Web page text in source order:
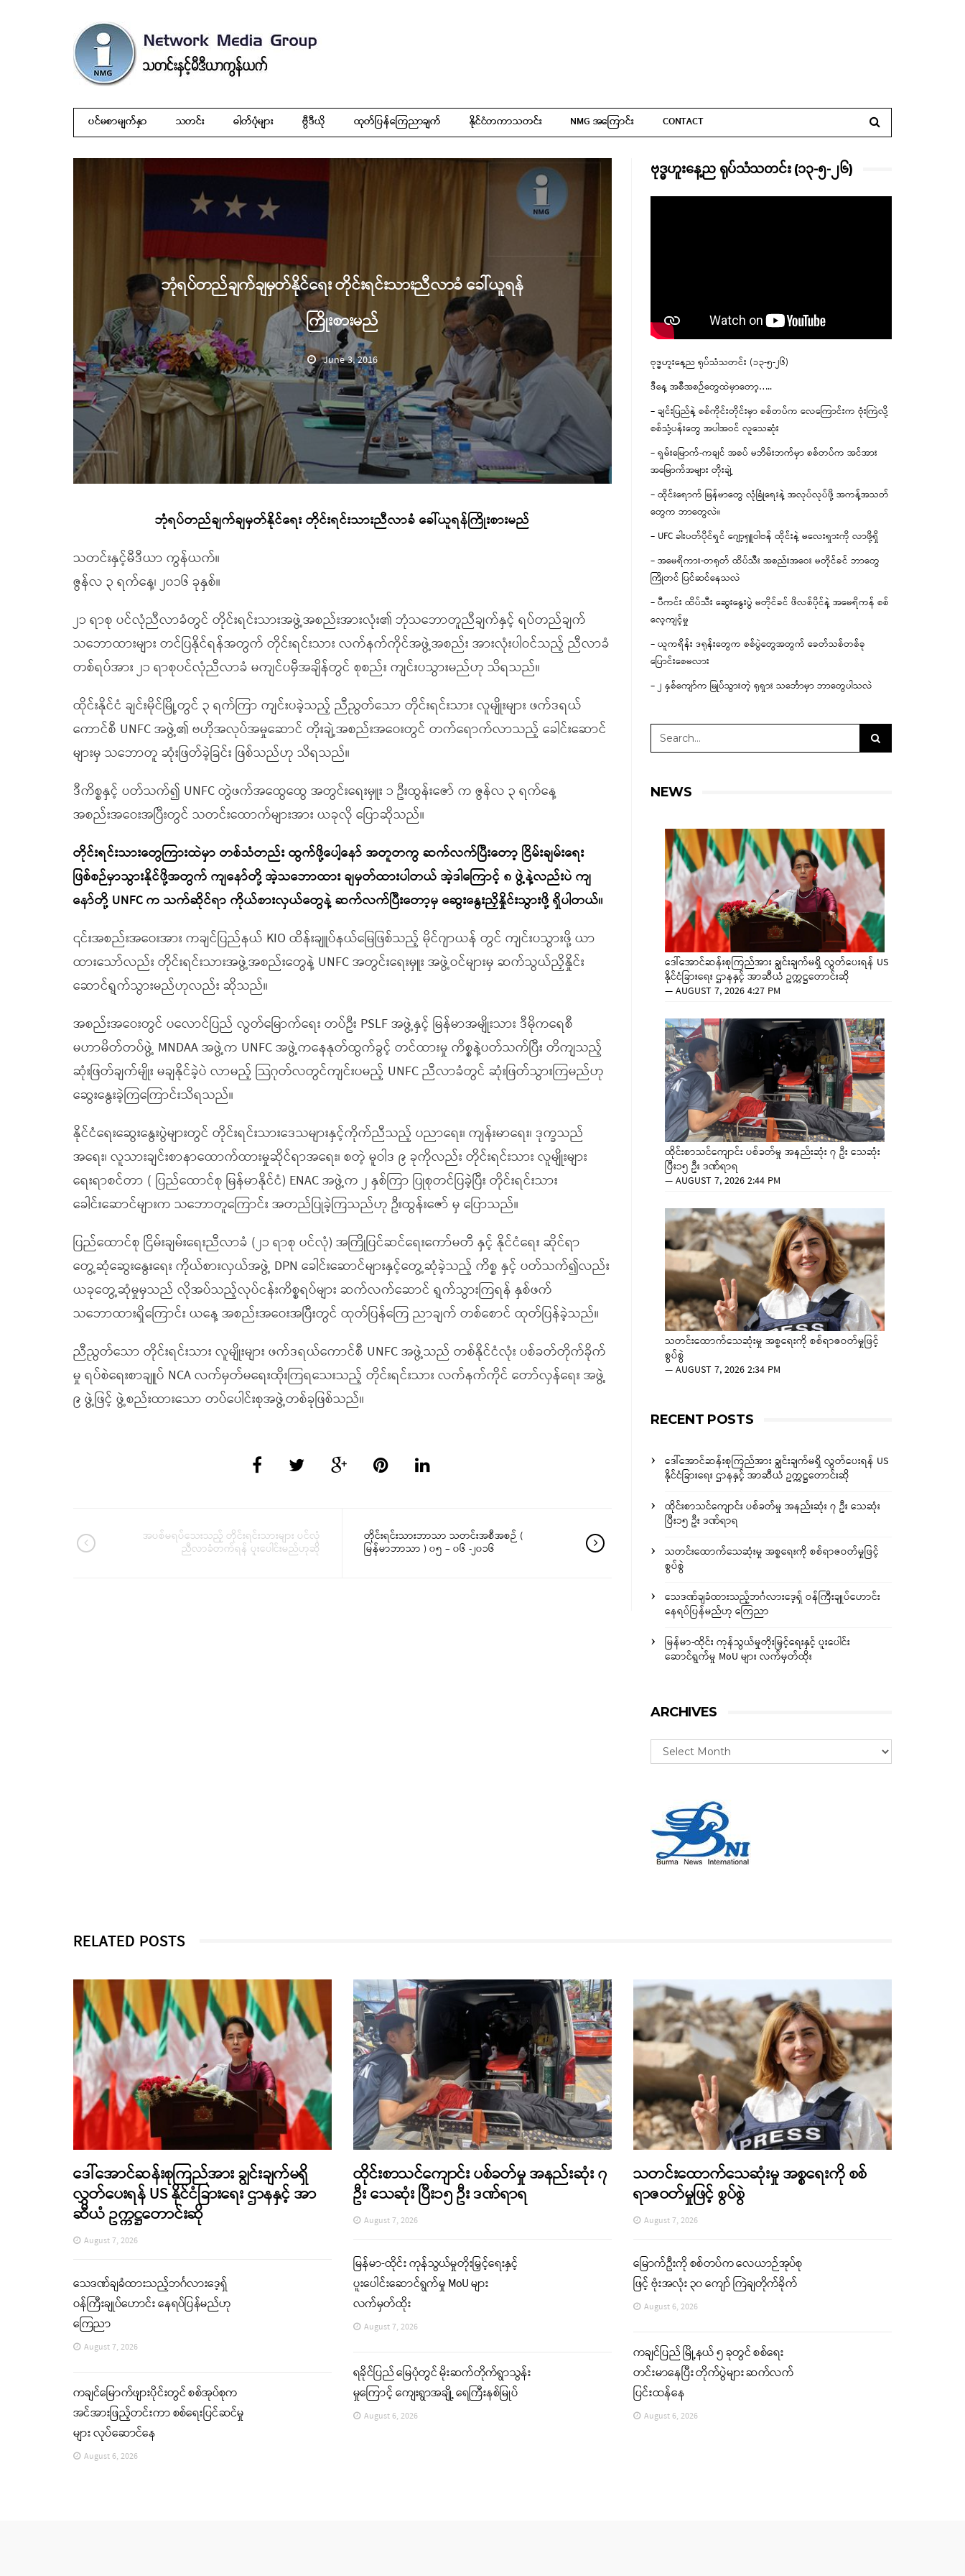
ပင်မစာမျက်နှာ သတင်း ဓါတ်ပုံများ ဗွီဒီယို ထုတ်ပြန်ကြေညာချက် နိုင်ငံတကာသတင်း NMG အကြောင်း CONTACT
ဘုံရပ်တည်ချက်ချမှတ်နိုင်ရေး တိုင်းရင်းသားညီလာခံ ခေါ်ယူရန်
ကြိုးစားမည်
June 3, 2016
ဘုံရပ်တည်ချက်ချမှတ်နိုင်ရေး တိုင်းရင်းသားညီလာခံ ခေါ်ယူရန်ကြိုးစားမည်
သတင်းနှင့်မီဒီယာ ကွန်ယက်။
ဇွန်လ ၃ ရက်နေ့၊ ၂၀၁၆ ခုနှစ်။
၂၁ ရာစု ပင်လုံညီလာခံတွင် တိုင်းရင်းသားအဖွဲ့အစည်းအားလုံး၏ ဘုံသဘောတူညီချက်နှင့် ရပ်တည်ချက်
သဘောထားများ တင်ပြနိုင်ရန်အတွက် တိုင်းရင်းသား လက်နက်ကိုင်အဖွဲ့အစည်း အားလုံးပါဝင်သည့် ညီလာခံ
တစ်ရပ်အား ၂၁ ရာစုပင်လုံညီလာခံ မကျင်ပမှီအချိန်တွင် စုစည်း ကျင်းပသွားမည်ဟု သိရသည်။
ထိုင်းနိုင်ငံ ချင်းမိုင်မြို့တွင် ၃ ရက်ကြာ ကျင်းပခဲ့သည့် ညီညွတ်သော တိုင်းရင်းသား လူမျိုးများ ဖက်ဒရယ်
ကောင်စီ UNFC အဖွဲ့၏ ဗဟိုအလုပ်အမှုဆောင် တိုးချဲ့အစည်းအဝေးတွင် တက်ရောက်လာသည့် ခေါင်းဆောင်
များမှ သဘောတူ ဆုံးဖြတ်ခဲ့ခြင်း ဖြစ်သည်ဟု သိရသည်။
ဒီကိစ္စနှင့် ပတ်သက်၍ UNFC တွဲဖက်အထွေထွေ အတွင်းရေးမှူး ၁ ဦးထွန်းဇော် က ဇွန်လ ၃ ရက်နေ့
အစည်းအဝေးအပြီးတွင် သတင်းထောက်များအား ယခုလို ပြောဆိုသည်။
တိုင်းရင်းသားတွေကြားထဲမှာ တစ်သံတည်း ထွက်ဖို့ပေါ့နော် အတူတကွ ဆက်လက်ပြီးတော့ ငြိမ်းချမ်းရေး
ဖြစ်စဉ်မှာသွားနိုင်ဖို့အတွက် ကျနော်တို့ အဲ့သဘောထား ချမှတ်ထားပါတယ် အဲ့ဒါကြောင့် ၈ ဖွဲ့နဲ့လည်းပဲ ကျ
နော်တို့ UNFC က သက်ဆိုင်ရာ ကိုယ်စားလှယ်တွေနဲ့ ဆက်လက်ပြီးတော့မှ ဆွေးနွေးညှိနှိုင်းသွားဖို့ ရှိပါတယ်။
၎င်းအစည်းအဝေးအား ကချင်ပြည်နယ် KIO ထိန်းချူပ်နယ်မြေဖြစ်သည့် မိုင်ဂျာယန် တွင် ကျင်းပသွားဖို့ ယာ
ထားသော်လည်း တိုင်းရင်းသားအဖွဲ့အစည်းတွေနဲ့ UNFC အတွင်းရေးမှူး အဖွဲ့ဝင်များမှ ဆက်သွယ်ညှိနှိုင်း
ဆောင်ရွက်သွားမည်ဟုလည်း ဆိုသည်။
အစည်းအဝေးတွင် ပလောင်ပြည် လွတ်မြောက်ရေး တပ်ဦး PSLF အဖွဲ့နှင့် မြန်မာအမျိုးသား ဒီမိုကရေစီ
မဟာမိတ်တပ်ဖွဲ့ MNDAA အဖွဲ့က UNFC အဖွဲ့ကနေနုတ်ထွက်ခွင့် တင်ထားမှု ကိစ္စနဲ့ပတ်သက်ပြီး တိကျသည့်
ဆုံးဖြတ်ချက်မျိုး မချနိုင်ခဲ့ပဲ လာမည့် သြဂုတ်လတွင်ကျင်းပမည့် UNFC ညီလာခံတွင် ဆုံးဖြတ်သွားကြမည်ဟု
ဆွေးနွေးခဲ့ကြကြောင်းသိရသည်။
နိုင်ငံရေးဆွေးနွေးပွဲများတွင် တိုင်းရင်းသားဒေသများနှင့်ကိုက်ညီသည့် ပညာရေး၊ ကျန်းမာရေး၊ ဒုက္ခသည်
အရေး၊ လူသားချင်းစာနာထောက်ထားမှုဆိုင်ရာအရေး၊ စတဲ့ မူဝါဒ ၉ ခုကိုလည်း တိုင်းရင်းသား လူမျိုးများ
ရေးရာစင်တာ ( ပြည်ထောင်စု မြန်မာနိုင်ငံ) ENAC အဖွဲ့က ၂ နှစ်ကြာ ပြုစုတင်ပြခဲ့ပြီး တိုင်းရင်းသား
ခေါင်းဆောင်များက သဘောတူကြောင်း အတည်ပြုခဲ့ကြသည်ဟု ဦးထွန်းဇော် မှ ပြောသည်။
ပြည်ထောင်စု ငြိမ်းချမ်းရေးညီလာခံ (၂၁ ရာစု ပင်လုံ) အကြိုပြင်ဆင်ရေးကော်မတီ နှင့် နိုင်ငံရေး ဆိုင်ရာ
တွေ့ဆုံဆွေးနွေးရေး ကိုယ်စားလှယ်အဖွဲ့ DPN ခေါင်းဆောင်များနှင့်တွေ့ဆုံခဲ့သည့် ကိစ္စ နှင့် ပတ်သက်၍လည်း
ယခုတွေ့ဆုံမှုမှသည် လိုအပ်သည့်လုပ်ငန်းကိစ္စရပ်များ ဆက်လက်ဆောင် ရွက်သွားကြရန် နှစ်ဖက်
သဘောထားရှိကြောင်း ယနေ့ အစည်းအဝေးအပြီးတွင် ထုတ်ပြန်ကြေ ညာချက် တစ်စောင် ထုတ်ပြန်ခဲ့သည်။
ညီညွတ်သော တိုင်းရင်းသား လူမျိုးများ ဖက်ဒရယ်ကောင်စီ UNFC အဖွဲ့သည် တစ်နိုင်ငံလုံး ပစ်ခတ်တိုက်ခိုက်
မှု ရပ်စဲရေးစာချူပ် NCA လက်မှတ်မရေးထိုးကြရသေးသည့် တိုင်းရင်းသား လက်နက်ကိုင် တော်လှန်ရေး အဖွဲ့
၉ ဖွဲ့ဖြင့် ဖွဲ့စည်းထားသော တပ်ပေါင်းစုအဖွဲ့တစ်ခုဖြစ်သည်။
အပစ်မရပ်သေးသည့် တိုင်းရင်းသားများ ပင်လုံ
ညီလာခံတက်ရန် ပူးပေါင်းမည်ဟုဆို
တိုင်းရင်းသားဘာသာ သတင်းအစီအစဉ် (
မြန်မာဘာသာ ) ၀၅ – ၀၆ -၂၀၁၆
ဗုဒ္ဓဟူးနေ့ည ရုပ်သံသတင်း (၁၃-၅-၂၆)
ဗုဒ္ဓဟူးနေ့ည ရုပ်သံသတင်း (၁၃-၅-၂၆)
ဒီနေ့ အစီအစဉ်တွေထဲမှာတော့…..
– ချင်းပြည်နဲ့ စစ်ကိုင်းတိုင်းမှာ စစ်တပ်က လေကြောင်းက ဗုံးကြဲလို့
စစ်သုံ့ပန်းတွေ အပါအဝင် လူသေဆုံး
– ရှမ်းမြောက်-ကချင် အစပ် မဘိမ်းဘက်မှာ စစ်တပ်က အင်အား
အမြောက်အများ တိုးချဲ့
– ထိုင်းရောက် မြန်မာတွေ လုံခြုံရေးနဲ့ အလုပ်လုပ်ဖို့ အကန့်အသတ်
တွေက ဘာတွေလဲ။
– UFC ခါးပတ်ပိုင်ရှင် ဂျော့ရှူဝါဗန် ထိုင်းနဲ့ မလေးရှားကို လာဖို့ရှိ
– အမေရိကား-တရုတ် ထိပ်သီး အစည်းအဝေး မတိုင်ခင် ဘာတွေ
ကြိုတင် ပြင်ဆင်နေသလဲ
– ပီကင်း ထိပ်သီး ဆွေးနွေးပွဲ မတိုင်ခင် ဖိလစ်ပိုင်နဲ့ အမေရိကန် စစ်
လေ့ကျင့်မှု
– ယူကရိန်း ဒရုန်းတွေက စစ်ပွဲတွေအတွက် ခေတ်သစ်တစ်ခု
ပြောင်းစေမလား
– ၂ နှစ်ကျော်က မြုပ်သွားတဲ့ ရုရှား သင်္ဘောမှာ ဘာတွေပါသလဲ
NEWS
ဒေါ်အောင်ဆန်းစုကြည်အား ချွင်းချက်မရှိ လွှတ်ပေးရန် US
နိုင်ငံခြားရေး ဌာနနှင့် အာဆီယံ ဥက္ကဋ္ဌတောင်းဆို
—AUGUST 7, 2026 4:27 PM
ထိုင်းစာသင်ကျောင်း ပစ်ခတ်မှု အနည်းဆုံး ၇ ဦး သေဆုံး
ပြီး၁၅ ဦး ဒဏ်ရာရ
—AUGUST 7, 2026 2:44 PM
သတင်းထောက်သေဆုံးမှု အစ္စရေးကို စစ်ရာဇဝတ်မှုဖြင့်
စွပ်စွဲ
—AUGUST 7, 2026 2:34 PM
RECENT POSTS
ဒေါ်အောင်ဆန်းစုကြည်အား ချွင်းချက်မရှိ လွှတ်ပေးရန် US
နိုင်ငံခြားရေး ဌာနနှင့် အာဆီယံ ဥက္ကဋ္ဌတောင်းဆို
ထိုင်းစာသင်ကျောင်း ပစ်ခတ်မှု အနည်းဆုံး ၇ ဦး သေဆုံး
ပြီး၁၅ ဦး ဒဏ်ရာရ
သတင်းထောက်သေဆုံးမှု အစ္စရေးကို စစ်ရာဇဝတ်မှုဖြင့်
စွပ်စွဲ
သေဒဏ်ချခံထားသည့်ဘင်္ဂလားဒေ့ရှ် ဝန်ကြီးချုပ်ဟောင်း
နေရပ်ပြန်မည်ဟု ကြေညာ
မြန်မာ-ထိုင်း ကုန်သွယ်မှုတိုးမြှင့်ရေးနှင့် ပူးပေါင်း
ဆောင်ရွက်မှု MoU များ လက်မှတ်ထိုး
ARCHIVES
RELATED POSTS
ဒေါ်အောင်ဆန်းစုကြည်အား ချွင်းချက်မရှိ
လွှတ်ပေးရန် US နိုင်ငံခြားရေး ဌာနနှင့် အာ
ဆီယံ ဥက္ကဋ္ဌတောင်းဆို
August 7, 2026
သေဒဏ်ချခံထားသည့်ဘင်္ဂလားဒေ့ရှ်
ဝန်ကြီးချုပ်ဟောင်း နေရပ်ပြန်မည်ဟု
ကြေညာ
August 7, 2026
ကချင်မြောက်ဖျားပိုင်းတွင် စစ်အုပ်စုက
အင်အားဖြည့်တင်းကာ စစ်ရေးပြင်ဆင်မှု
များ လုပ်ဆောင်နေ
August 6, 2026
ထိုင်းစာသင်ကျောင်း ပစ်ခတ်မှု အနည်းဆုံး ၇
ဦး သေဆုံး ပြီး၁၅ ဦး ဒဏ်ရာရ
August 7, 2026
မြန်မာ-ထိုင်း ကုန်သွယ်မှုတိုးမြှင့်ရေးနှင့်
ပူးပေါင်းဆောင်ရွက်မှု MoU များ
လက်မှတ်ထိုး
August 7, 2026
ရခိုင်ပြည် မြေပုံတွင် မိုးဆက်တိုက်ရွာသွန်း
မှုကြောင့် ကျေးရွာအချို့ ရေကြီးနစ်မြုပ်
August 6, 2026
သတင်းထောက်သေဆုံးမှု အစ္စရေးကို စစ်
ရာဇဝတ်မှုဖြင့် စွပ်စွဲ
August 7, 2026
မြောက်ဦးကို စစ်တပ်က လေယာဉ်အုပ်စု
ဖြင့် ဗုံးအလုံး ၃၀ ကျော် ကြဲချတိုက်ခိုက်
August 6, 2026
ကချင်ပြည် မြို့နယ် ၅ ခုတွင် စစ်ရေး
တင်းမာနေပြီး တိုက်ပွဲများ ဆက်လက်
ပြင်းထန်နေ
August 6, 2026